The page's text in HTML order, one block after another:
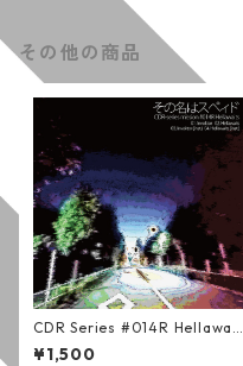
その他の商品
CDR Series #014R Hellawait
s (通常版)
¥1,500